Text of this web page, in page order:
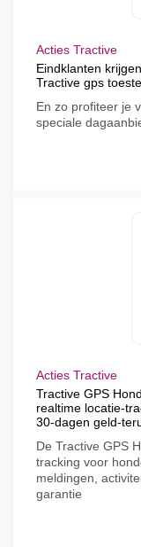
Acties Tractive
Eindklanten
Tractive gps
En zo profiteer je
speciale
Acties Tractive
Tractive GPS
realtime locatie-
30-dagen geld-
De Tractive GPS
tracking voor
meldingen,
garantie